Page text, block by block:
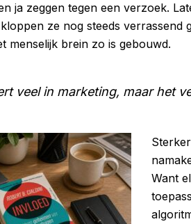
ja zeggen tegen een verzoek.
ze nog steeds verrassend
menselijk brein zo is gebouwd.
veel in marketing, maar het
Want